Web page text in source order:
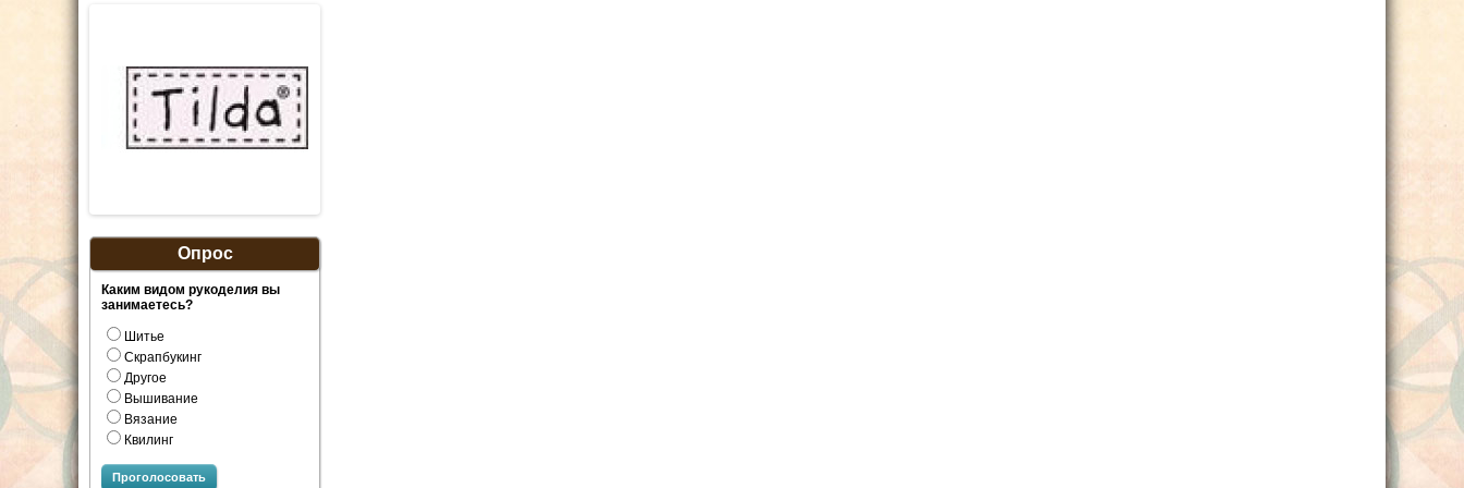
Опрос
Каким видом рукоделия вы
занимаетесь?
Шитье
Скрапбукинг
Другое
Вышивание
Вязание
Квилинг
Проголосовать